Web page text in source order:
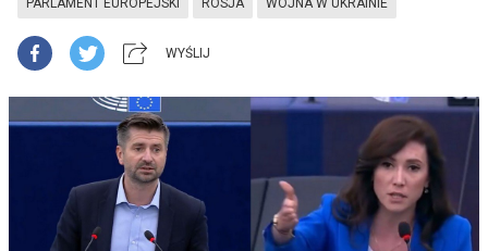
PARLAMENT EUROPEJSKI ROSJA WOJNA W UKRAINIE
WYŚLIJ